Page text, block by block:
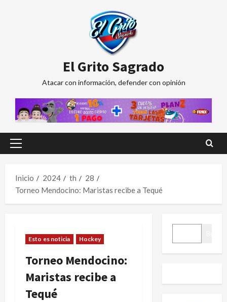
El Grito Sagrado
Atacar con información, defender con opinión
Menú
Inicio
2024 th
28
Torneo Mendocino: Maristas recibe a Tequé
Esto es noticia Hockey
Torneo Mendocino:
Maristas recibe a
Tequé